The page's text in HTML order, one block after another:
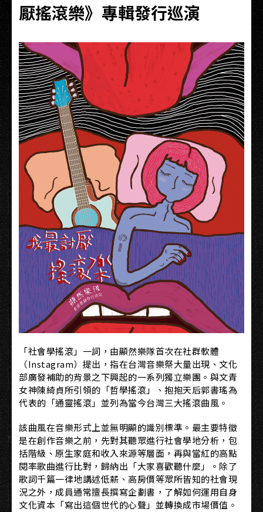
厭搖滾樂》專輯發行巡演
「社會學搖滾」一詞，由顯然樂隊首次在社群軟體
（Instagram）提出，指在台灣音樂祭大量出現、文化
部廣發補助的背景之下興起的一系列獨立樂團。與文青
女神陳綺貞所引領的「哲學搖滾」、抱抱天后郭書瑤為
代表的「通靈搖滾」並列為當今台灣三大搖滾曲風。​​
該曲風在音樂形式上並無明顯的識別標準。最主要特徵
是在創作音樂之前，先對其聽眾進行社會學地分析，包
括階級、原生家庭和收入來源等層面，再與當紅的高點
閱率歌曲進行比對，歸納出「大家喜歡聽什麼」。除了
歌詞千篇一律地講述低薪、高房價等眾所皆知的社會現
況之外，成員通常擅長撰寫企劃書，了解如何運用自身
文化資本「寫出這個世代的心聲」並轉換成市場價值。​